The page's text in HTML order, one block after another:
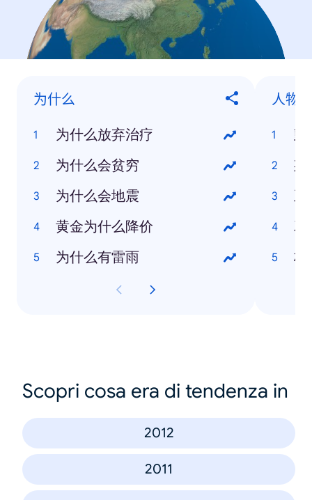
为什么
为什么放弃治疗
为什么会贫穷
为什么会地震
黄金为什么降价
为什么有雷雨
人物
彭
斯
王
邓
林
Scopri cosa era di tendenza in
2012
2011